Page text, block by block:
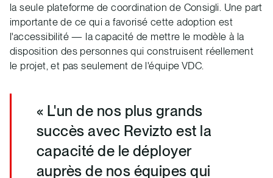
la seule plateforme de coordination de Consigli. Une part
importante de ce qui a favorisé cette adoption est
l'accessibilité — la capacité de mettre le modèle à la
disposition des personnes qui construisent réellement
le projet, et pas seulement de l'équipe VDC.
« L'un de nos plus grands
succès avec Revizto est la
capacité de le déployer
auprès de nos équipes qui